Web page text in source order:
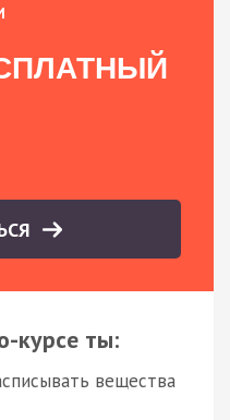
курсе ты:
вещества